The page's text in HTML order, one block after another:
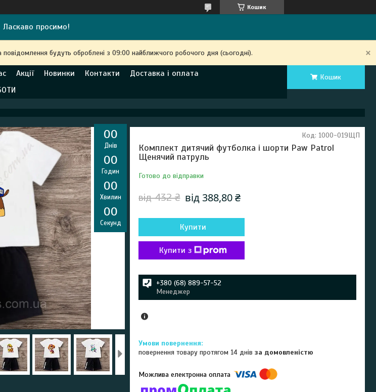
Кошик
Ласкаво просимо!
повідомлення будуть оброблені з 09:00 найближчого робочого дня (сьогодні).
Акції Новинки Контакти
Доставка і оплата
Кошик
00
Днів
00
Годин
00
Хвилин
00
Секунд
Комплект дитячий футболка і шорти Paw Patrol
Щенячий патруль
Готово до відправки
Код: 1000-019ЩП
від 432 ₴ від 388,80 ₴
Купити
Купити з
+380 (68) 889-57-52
Менеджер
повернення товару протягом 14 днівза домовленістю